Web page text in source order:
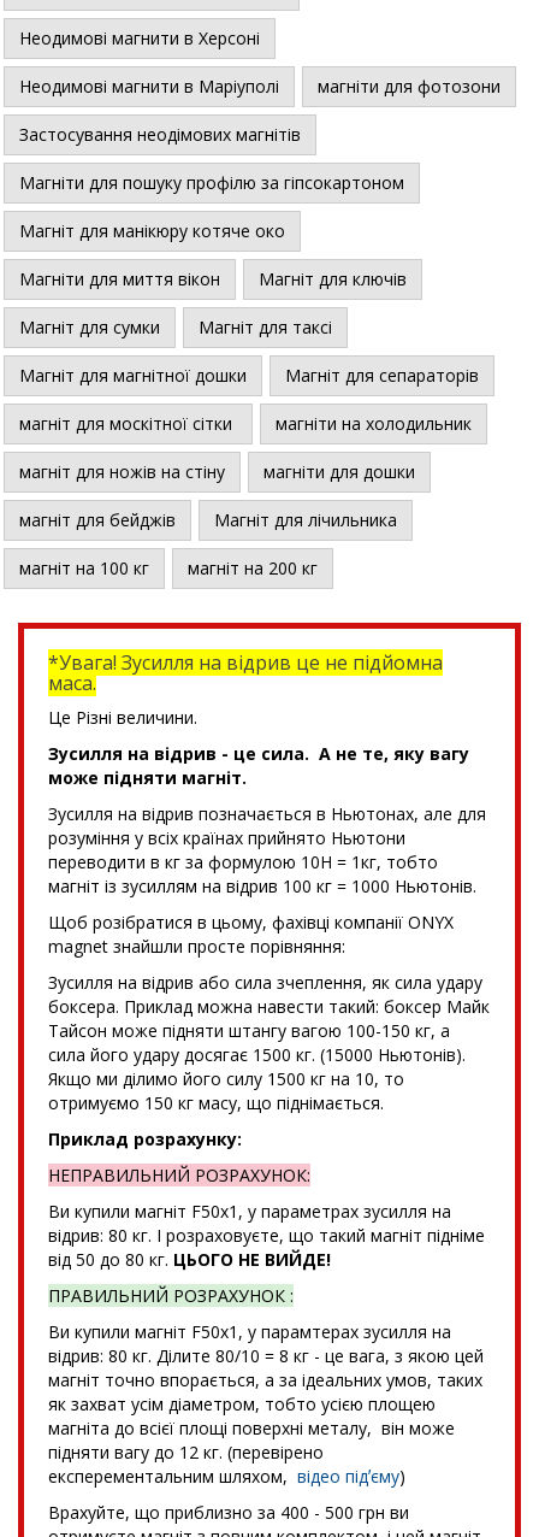
Неодимові магнити в Херсоні
Неодимові магнити в Маріуполі магніти для фотозони
Застосування неодімових магнітів
Магніти для пошуку профілю за гіпсокартоном
Магніт для манікюру котяче око
Магніти для миття вікон Магніт для ключів
Магніт для сумки Магніт для таксі
Магніт для магнітної дошки Магніт для сепараторів
магніт для москітної сітки магніти на холодильник
магніт для ножів на стіну магніти для дошки
магніт для бейджів Магніт для лічильника
магніт на 100 кг магніт на 200 кг
*Увага! Зусилля на відрив це не підйомна
маса.
Це Різні величини.
Зусилля на відрив - це сила. А не те, яку вагу
може підняти магніт.
Зусилля на відрив позначається в Ньютонах, але для
розуміння у всіх країнах прийнято Ньютони
переводити в кг за формулою 10Н = 1кг, тобто
магніт із зусиллям на відрив 100 кг = 1000 Ньютонів.
Щоб розібратися в цьому, фахівці компанії ONYX
magnet знайшли просте порівняння:
Зусилля на відрив або сила зчеплення, як сила удару
боксера. Приклад можна навести такий: боксер Майк
Тайсон може підняти штангу вагою 100-150 кг, а
сила його удару досягає 1500 кг. (15000 Ньютонів).
Якщо ми ділимо його силу 1500 кг на 10, то
отримуємо 150 кг масу, що піднімається.
Приклад розрахунку:
НЕПРАВИЛЬНИЙ РОЗРАХУНОК:
Ви купили магніт F50x1, у параметрах зусилля на
відрив: 80 кг. І розраховуєте, що такий магніт підніме
від 50 до 80 кг. ЦЬОГО НЕ ВИЙДЕ!
ПРАВИЛЬНИЙ РОЗРАХУНОК :
Ви купили магніт F50x1, у парамтерах зусилля на
відрив: 80 кг. Ділите 80/10 = 8 кг - це вага, з якою цей
магніт точно впорається, а за ідеальних умов, таких
як захват усім діаметром, тобто усією площею
магніта до всієї площі поверхні металу, він може
підняти вагу до 12 кг. (перевірено
експерементальним шляхом, відео підʼєму)
Врахуйте, що приблизно за 400 - 500 грн ви